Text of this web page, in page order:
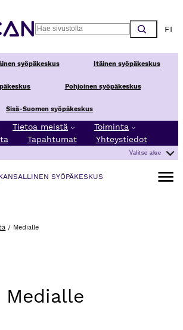
Search
syöpäkeskus Itäinen syöpäkeskus
Pohjoinen syöpäkeskus
Sisä-Suomen syöpäkeskus
Tietoa meistä
Toiminta
Tapahtumat Yhteystiedot
Valitse alue
SYÖPÄKESKUS
Avaa
/ Medialle
Medialle